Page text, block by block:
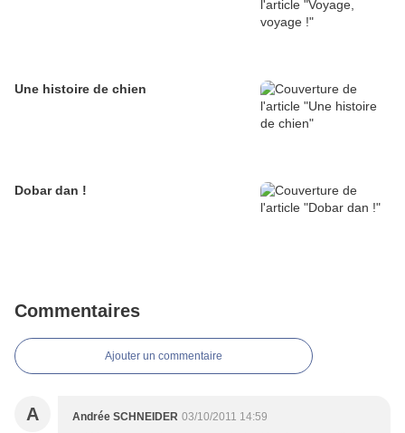
Une histoire de chien
Dobar dan !
Commentaires
Ajouter un commentaire
A Andrée SCHNEIDER 03/10/2011 14:59